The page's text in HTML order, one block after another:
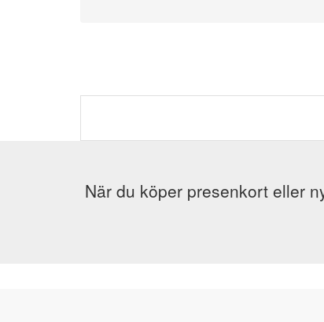
När du köper presenkort eller